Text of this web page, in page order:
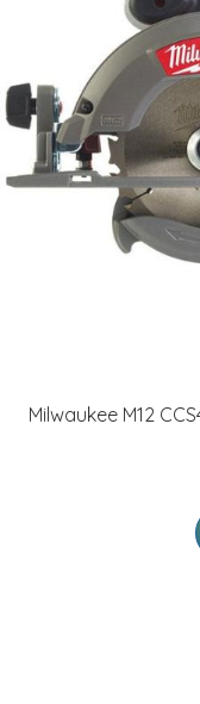
Milwaukee M12